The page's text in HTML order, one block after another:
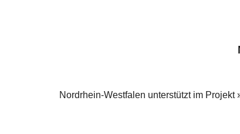
Nordrhein-Westfalen unterstützt im